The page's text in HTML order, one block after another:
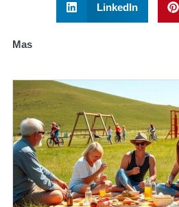
LinkedIn
Mas